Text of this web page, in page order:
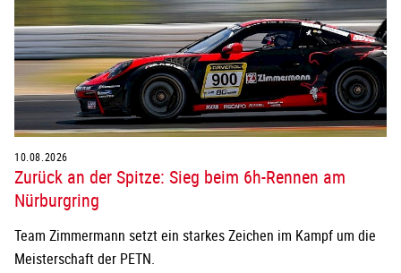
10.08.2026
Zurück an der Spitze: Sieg beim 6h-Rennen am
Nürburgring
Team Zimmermann setzt ein starkes Zeichen im Kampf um die
Meisterschaft der PETN.